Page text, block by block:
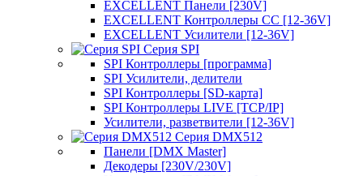
EXCELLENT Панели [230V]
EXCELLENT Контроллеры CC [12-36V]
EXCELLENT Усилители [12-36V]
Серия SPI
SPI Контроллеры [программа]
SPI Усилители, делители
SPI Контроллеры [SD-карта]
SPI Контроллеры LIVE [TCP/IP]
Усилители, разветвители [12-36V]
Серия DMX512
Панели [DMX Master]
Декодеры [230V/230V]